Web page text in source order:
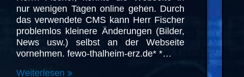
Webseite in nur wenigen Tagen
online gehen. Durch das verwendete
CMS kann Herr Fischer problemlos
kleinere Änderungen (Bilder, News
usw.) selbst an der Webseite
vornehmen. fewo-thalheim-erz.de*